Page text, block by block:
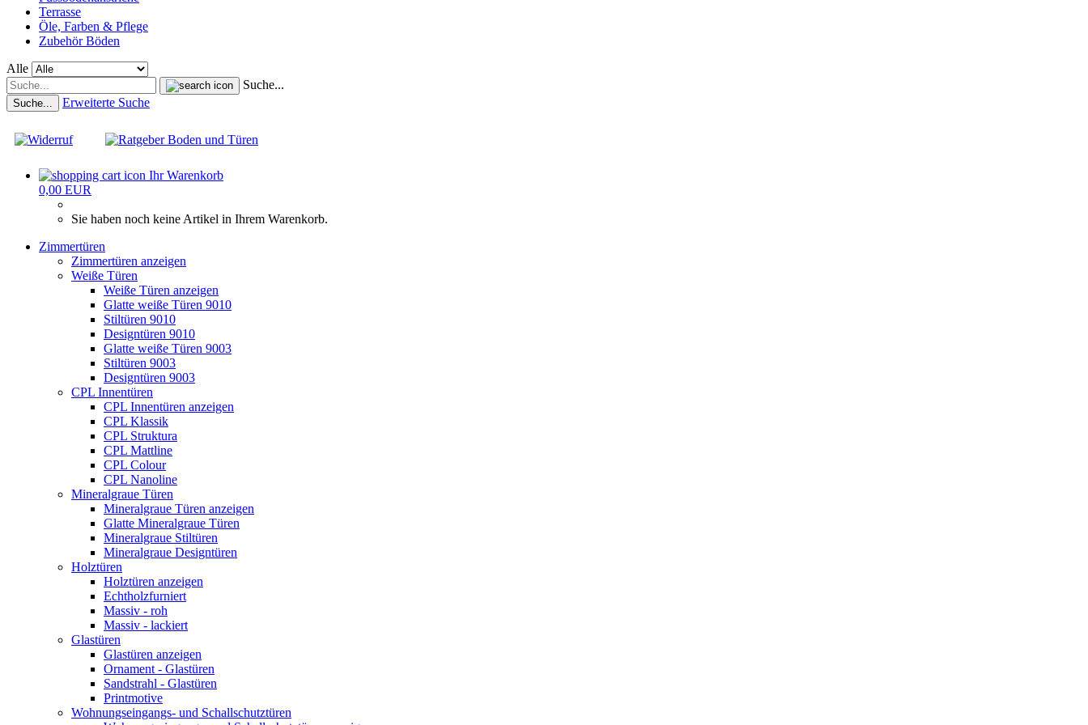
Terrasse
Öle, Farben & Pflege
Zubehör Böden
Alle
Suche...
Suche... Erweiterte Suche
Ihr Warenkorb
0,00 EUR
Sie haben noch keine Artikel in Ihrem Warenkorb.
Zimmertüren
Zimmertüren anzeigen
Weiße Türen
Weiße Türen anzeigen
Glatte weiße Türen 9010
Stiltüren 9010
Designtüren 9010
Glatte weiße Türen 9003
Stiltüren 9003
Designtüren 9003
CPL Innentüren
CPL Innentüren anzeigen
CPL Klassik
CPL Struktura
CPL Mattline
CPL Colour
CPL Nanoline
Mineralgraue Türen
Mineralgraue Türen anzeigen
Glatte Mineralgraue Türen
Mineralgraue Stiltüren
Mineralgraue Designtüren
Holztüren
Holztüren anzeigen
Echtholzfurniert
Massiv - roh
Massiv - lackiert
Glastüren
Glastüren anzeigen
Ornament - Glastüren
Sandstrahl - Glastüren
Printmotive
Wohnungseingangs- und Schallschutztüren